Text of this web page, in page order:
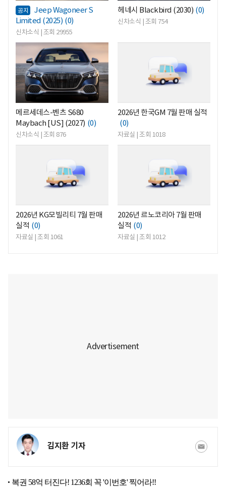
공지
Jeep Wagoneer S
Limited (2025) (0)
신차소식 | 조회 29955
헤네시 Blackbird (2030) (0)
신차소식 | 조회 754
<
메르세데스-벤츠 S680
Maybach [US] (2027) (0)
신차소식 | 조회 876
2026년 한국GM 7월 판매 실적
(0)
자료실 | 조회 1018
2026년 KG모빌리티 7월 판매
실적 (0)
자료실 | 조회 1061
2026년 르노코리아 7월 판매
실적 (0)
자료실 | 조회 1012
김지환 기자